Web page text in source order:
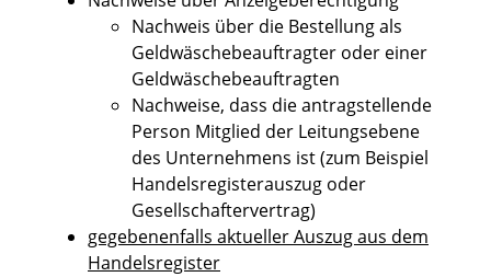
Nachweis über die Bestellung als
Geldwäschebeauftragter oder einer
Geldwäschebeauftragten
Nachweise, dass die antragstellende
Person Mitglied der Leitungsebene
des Unternehmens ist (zum Beispiel
Handelsregisterauszug oder
Gesellschaftervertrag)
gegebenenfalls aktueller Auszug aus dem
Handelsregister